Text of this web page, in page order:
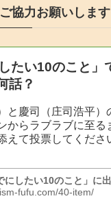
協力お願いします